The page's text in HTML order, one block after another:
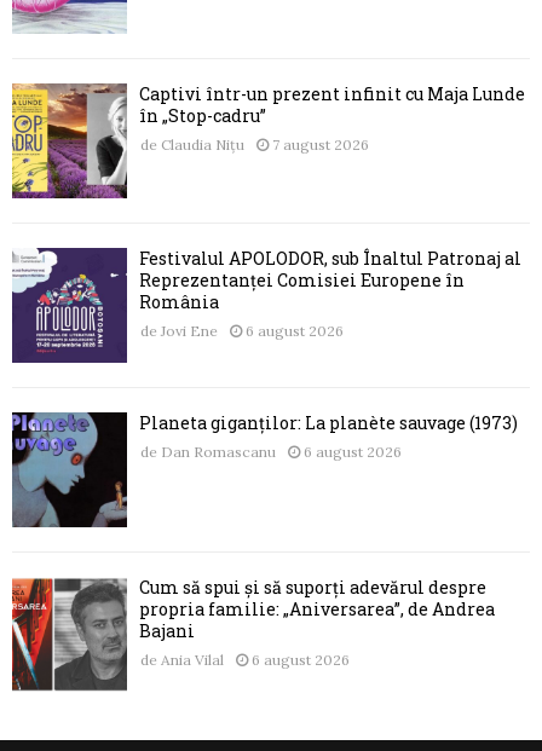
Captivi într-un prezent infinit cu Maja Lunde
în „Stop-cadru”
de Claudia Nițu 7 august 2026
Festivalul APOLODOR, sub Înaltul Patronaj al
Reprezentanței Comisiei Europene în
România
de Jovi Ene 6 august 2026
Planeta giganților: La planète sauvage (1973)
de Dan Romascanu 6 august 2026
Cum să spui și să suporți adevărul despre
propria familie: „Aniversarea”, de Andrea
Bajani
de Ania Vilal 6 august 2026